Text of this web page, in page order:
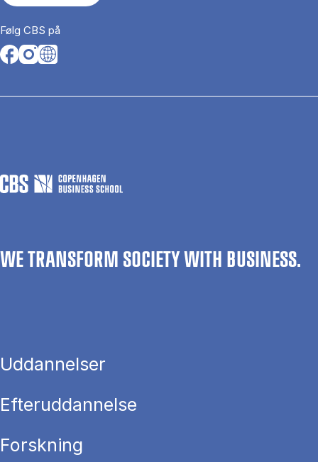
Følg CBS på
Opens in a new tab
Opens in a new tab
Opens in a new tab
WE TRANSFORM SOCIETY WITH BUSINESS.
Uddannelser
Efteruddannelse
Forskning